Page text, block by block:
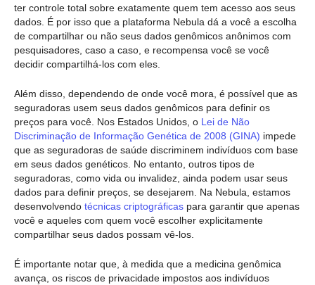
ter controle total sobre exatamente quem tem acesso aos seus
dados. É por isso que a plataforma Nebula dá a você a escolha
de compartilhar ou não seus dados genômicos anônimos com
pesquisadores, caso a caso, e recompensa você se você
decidir compartilhá-los com eles.
Além disso, dependendo de onde você mora, é possível que as
seguradoras usem seus dados genômicos para definir os
preços para você. Nos Estados Unidos, o Lei de Não
Discriminação de Informação Genética de 2008 (GINA) impede
que as seguradoras de saúde discriminem indivíduos com base
em seus dados genéticos. No entanto, outros tipos de
seguradoras, como vida ou invalidez, ainda podem usar seus
dados para definir preços, se desejarem. Na Nebula, estamos
desenvolvendo técnicas criptográficas para garantir que apenas
você e aqueles com quem você escolher explicitamente
compartilhar seus dados possam vê-los.
É importante notar que, à medida que a medicina genômica
avança, os riscos de privacidade impostos aos indivíduos